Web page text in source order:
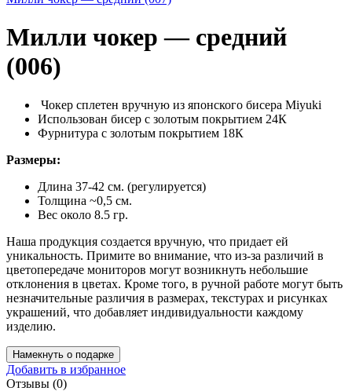
Милли чокер — средний
(006)
Чокер сплетен вручную из японского бисера Miyuki
Использован бисер с золотым покрытием 24К
Фурнитура с золотым покрытием 18К
Размеры:
Длина 37-42 см. (регулируется)
Толщина ~0,5 см.
Вес около 8.5 гр.
Наша продукция создается вручную, что придает ей
уникальность. Примите во внимание, что из-за различий в
цветопередаче мониторов могут возникнуть небольшие
отклонения в цветах. Кроме того, в ручной работе могут быть
незначительные различия в размерах, текстурах и рисунках
украшений, что добавляет индивидуальности каждому
изделию.
Намекнуть о подарке
Добавить в избранное
Отзывы (0)